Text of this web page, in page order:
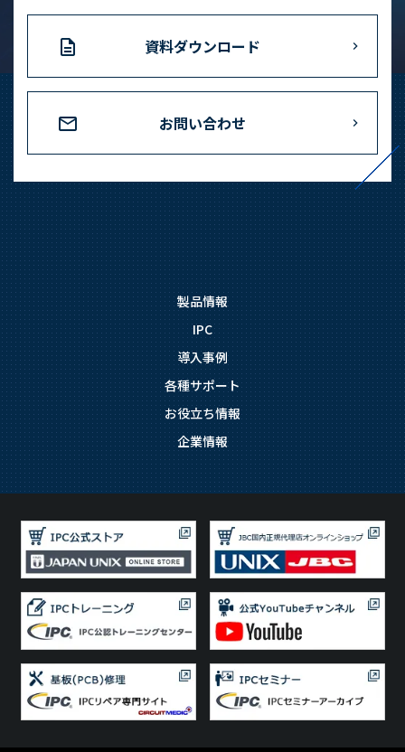
資料ダウンロード
お問い合わせ
製品情報
IPC
導入事例
各種サポート
お役立ち情報
企業情報